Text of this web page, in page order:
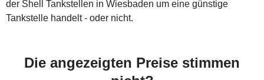
der Shell Tankstellen in Wiesbaden um eine günstige
Tankstelle handelt - oder nicht.
Die angezeigten Preise stimmen